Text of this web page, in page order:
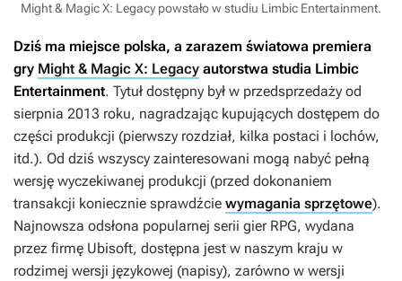
Might & Magic X: Legacy powstało w studiu Limbic Entertainment.
Dziś ma miejsce polska, a zarazem światowa premiera
gry Might & Magic X: Legacy autorstwa studia Limbic
Entertainment. Tytuł dostępny był w przedsprzedaży od
sierpnia 2013 roku, nagradzając kupujących dostępem do
części produkcji (pierwszy rozdział, kilka postaci i lochów,
itd.). Od dziś wszyscy zainteresowani mogą nabyć pełną
wersję wyczekiwanej produkcji (przed dokonaniem
transakcji koniecznie sprawdźcie wymagania sprzętowe).
Najnowsza odsłona popularnej serii gier RPG, wydana
przez firmę Ubisoft, dostępna jest w naszym kraju w
rodzimej wersji językowej (napisy), zarówno w wersji